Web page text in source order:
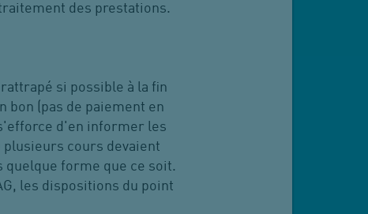
des prestations.
si possible à la fin
bon (pas de paiement en
d'en informer les
cours devaient
quelque forme que ce soit.
les dispositions du point